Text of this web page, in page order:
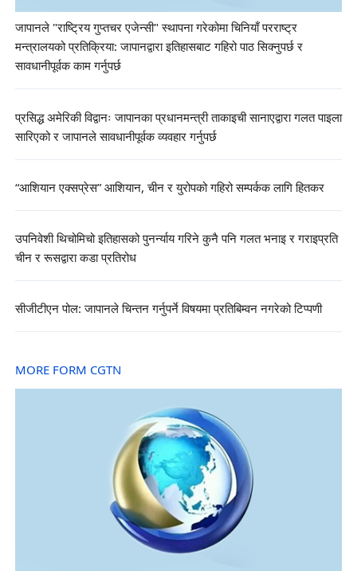
जापानले "राष्ट्रिय गुप्तचर एजेन्सी" स्थापना गरेकोमा चिनियाँ परराष्ट्र
मन्त्रालयको प्रतिक्रिया: जापानद्वारा इतिहासबाट गहिरो पाठ सिक्नुपर्छ र
सावधानीपूर्वक काम गर्नुपर्छ
प्रसिद्ध अमेरिकी विद्वानः जापानका प्रधानमन्त्री ताकाइची सानाएद्वारा गलत पाइला
सारिएको र जापानले सावधानीपूर्वक व्यवहार गर्नुपर्छ
“आशियान एक्सप्रेस” आशियान, चीन र युरोपको गहिरो सम्पर्कक लागि हितकर
उपनिवेशी थिचोमिचो इतिहासको पुनर्न्याय गरिने कुनै पनि गलत भनाइ र गराइप्रति
चीन र रूसद्वारा कडा प्रतिरोध
सीजीटीएन पोल: जापानले चिन्तन गर्नुपर्ने विषयमा प्रतिबिम्वन नगरेको टिप्पणी
MORE FORM CGTN